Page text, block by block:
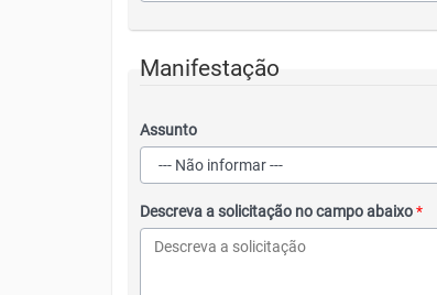
Manifestação
Assunto
Descreva a solicitação no campo abaixo*